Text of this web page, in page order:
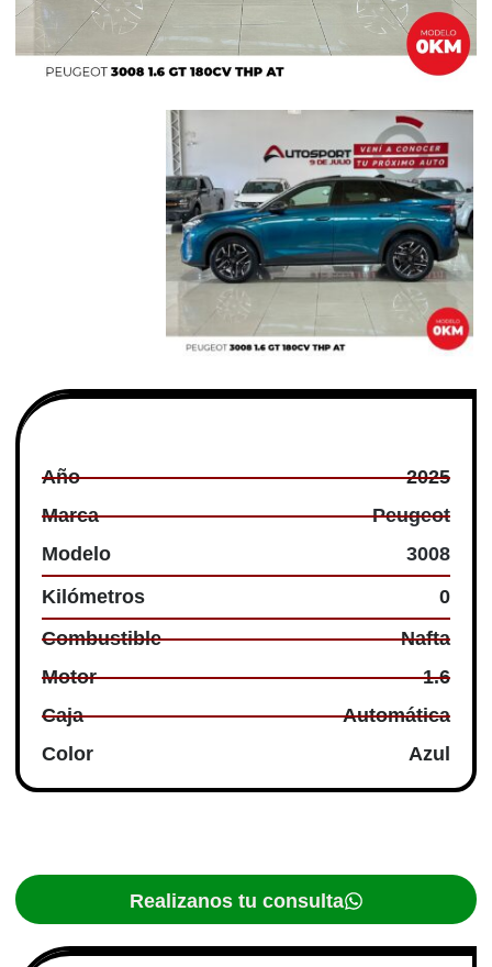
Año
2025
Marca
Peugeot
Modelo
3008
Kilómetros
0
Combustible
Nafta
Motor
1.6
Caja
Automática
Color
Azul
Realizanos tu consulta